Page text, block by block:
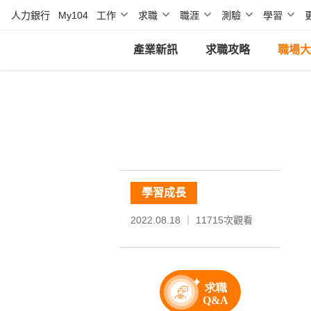
人力銀行 My104 工作 求職 職涯 測驗 學習
產業新訊 求職攻略 職場
學習成長
2022.08.18 ｜ 11715次觀看